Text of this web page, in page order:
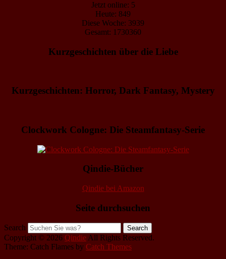
Jetzt online: 5
Heute: 849
Diese Woche: 3939
Gesamt: 1730360
Kurzgeschichten über die Liebe
Kurzgeschichten: Horror, Dark Fantasy, Mystery
Clockwork Cologne: Die Steamfantasy-Serie
Qindie-Bücher
Qindie bei Amazon
Seite durchsuchen
Search
Copyright © 2026 QindieAll Rights Reserved.
Theme: Catch Flames by Catch Themes